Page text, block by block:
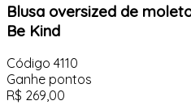
Blusa oversized de
Be Kind
Código 4110
Ganhe pontos
R$ 269,00